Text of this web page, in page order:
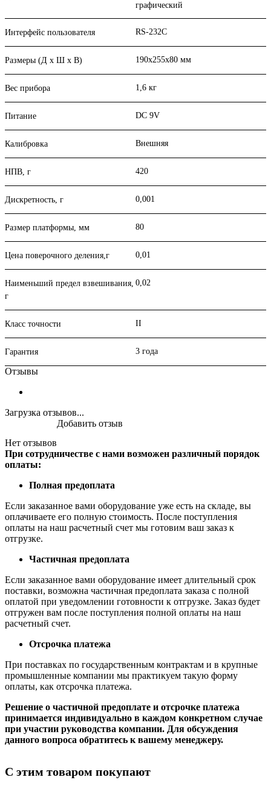
графический
Интерфейс пользователя RS-232C
Размеры (Д х Ш х В) 190х255х80 мм
Вес прибора 1,6 кг
Питание DC 9V
Калибровка Внешняя
НПВ, г 420
Дискретность, г 0,001
Размер платформы, мм 80
Цена поверочного деления,г 0,01
Наименьший предел взвешивания,
г
0,02
Класс точности II
Гарантия 3 года
Отзывы
Загрузка отзывов...
Нет отзывов
Добавить отзыв
При сотрудничестве с нами возможен различный порядок
оплаты:
Полная предоплата
Если заказанное вами оборудование уже есть на складе, вы
оплачиваете его полную стоимость. После поступления
оплаты на наш расчетный счет мы готовим ваш заказ к
отгрузке.
Частичная предоплата
Если заказанное вами оборудование имеет длительный срок
поставки, возможна частичная предоплата заказа с полной
оплатой при уведомлении готовности к отгрузке. Заказ будет
отгружен вам после поступления полной оплаты на наш
расчетный счет.
Отсрочка платежа
При поставках по государственным контрактам и в крупные
промышленные компании мы практикуем такую форму
оплаты, как отсрочка платежа.
Решение о частичной предоплате и отсрочке платежа
принимается индивидуально в каждом конкретном случае
при участии руководства компании. Для обсуждения
данного вопроса обратитесь к вашему менеджеру.
С этим товаром покупают